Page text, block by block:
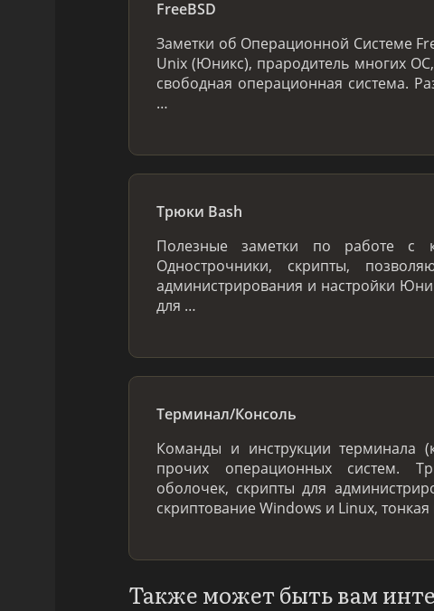
FreeBSD
Заметки об Операционной Системе
Unix (Юникс), прародитель многих
свободная операционная система.
…
Трюки Bash
Полезные заметки по работе с
Однострочники, скрипты,
администрирования и настройки
для …
Терминал/Консоль
Команды и инструкции терминала
прочих операционных систем.
оболочек, скрипты для
скриптование Windows и Linux,
Также может быть вам